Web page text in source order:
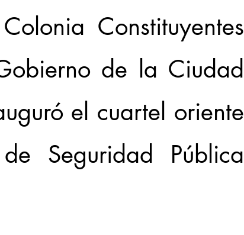
Constituyentes
de la Ciudad
el cuartel oriente
Seguridad Pública